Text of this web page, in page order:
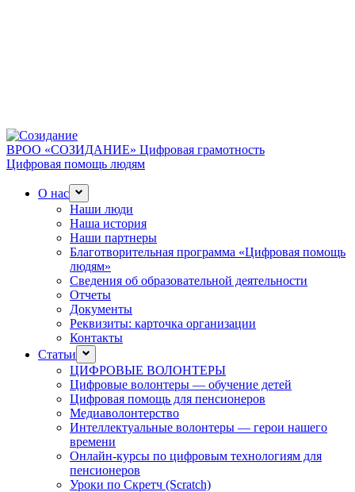
ВРОО «СОЗИДАНИЕ» Цифровая грамотность
Цифровая помощь людям
О нас
Наши люди
Наша история
Наши партнеры
Благотворительная программа «Цифровая помощь
людям»
Сведения об образовательной деятельности
Отчеты
Документы
Реквизиты: карточка организации
Контакты
Статьи
ЦИФРОВЫЕ ВОЛОНТЕРЫ
Цифровые волонтеры — обучение детей
Цифровая помощь для пенсионеров
Медиаволонтерство
Интеллектуальные волонтеры — герои нашего
времени
Онлайн-курсы по цифровым технологиям для
пенсионеров
Уроки по Скретч (Scratch)